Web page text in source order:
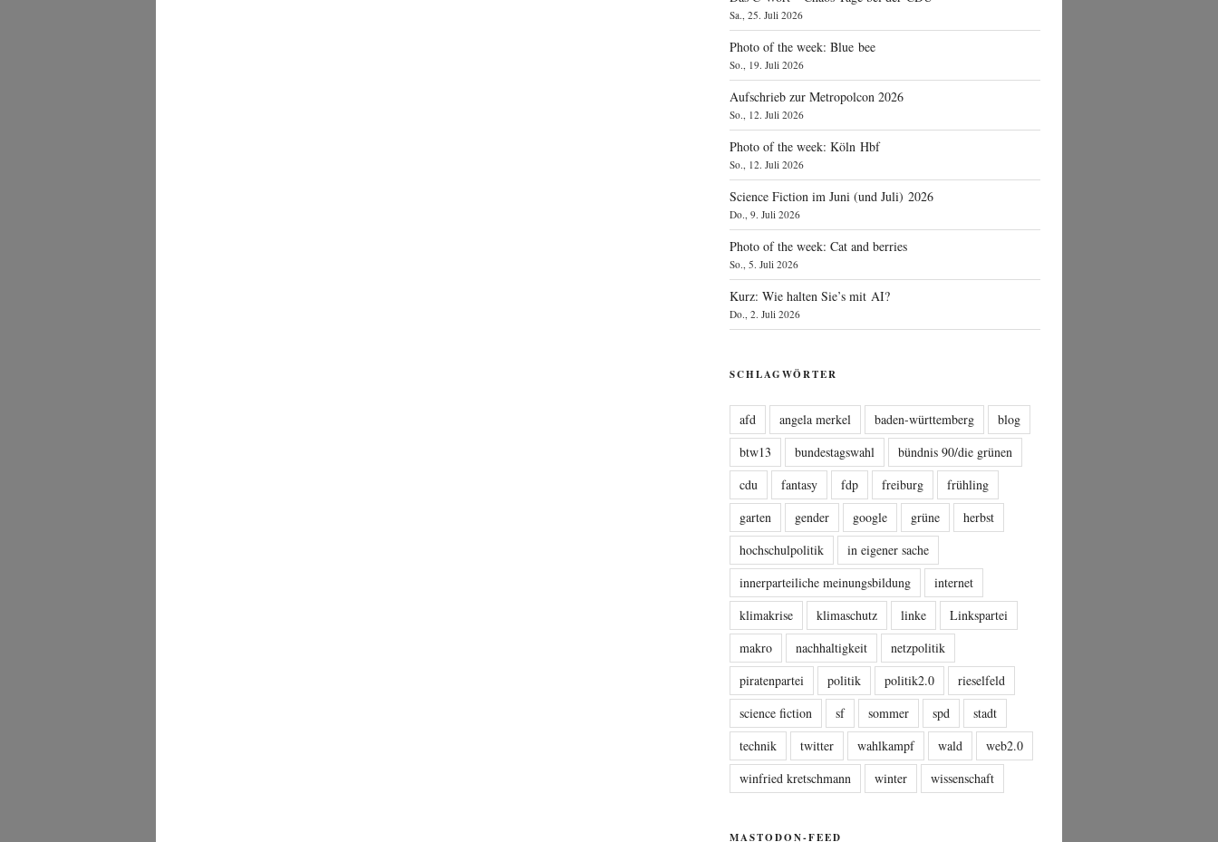
Sa., 25. Juli 2026
Photo of the week: Blue bee
So., 19. Juli 2026
Aufschrieb zur Metropolcon 2026
So., 12. Juli 2026
Photo of the week: Köln Hbf
So., 12. Juli 2026
Science Fiction im Juni (und Juli) 2026
Do., 9. Juli 2026
Photo of the week: Cat and berries
So., 5. Juli 2026
Kurz: Wie halten Sie’s mit AI?
Do., 2. Juli 2026
SCHLAGWÖRTER
afd angela merkel baden-württemberg
blog
btw13
bundestagswahl
bündnis 90/die grünen
cdu
fantasy fdp freiburg
frühling
garten
gender google grüne
herbst
hochschulpolitik
in eigener sache
innerparteiliche meinungsbildung
internet
klimakrise
klimaschutz linke
Linkspartei
makro
nachhaltigkeit
netzpolitik
piratenpartei
politik politik2.0
rieselfeld
science fiction
sf sommer spd
stadt
technik
twitter wahlkampf wald
web2.0
winfried kretschmann
winter wissenschaft
MASTODON-FEED